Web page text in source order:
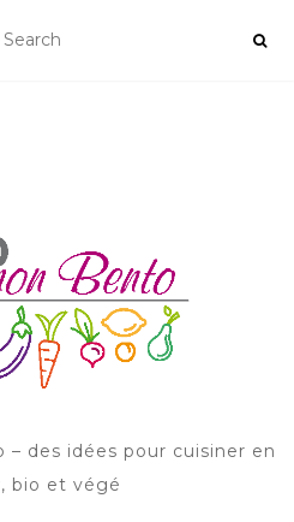
NAVIGATION
– des idées pour cuisiner en
bio et végé